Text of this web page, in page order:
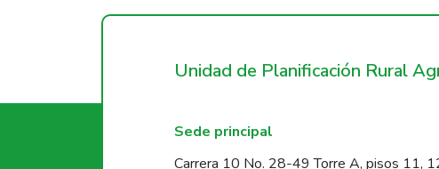
Unidad de Planificación Rural
Sede principal
Carrera 10 No. 28-49 Torre A, pisos 11,